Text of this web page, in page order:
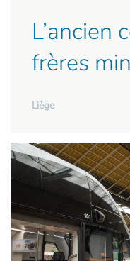
L’ancien
frères
Liège